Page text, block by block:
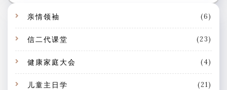
亲情领袖 (6)
信二代课堂 (23)
健康家庭大会 (4)
儿童主日学 (21)